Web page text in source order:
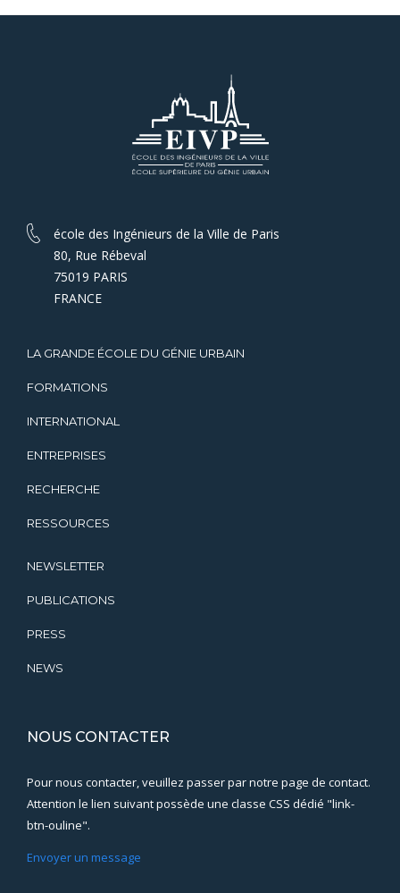
école des Ingénieurs de la Ville de Paris
80, Rue Rébeval
75019 PARIS
FRANCE
LA GRANDE ÉCOLE DU GÉNIE URBAIN
FORMATIONS
INTERNATIONAL
ENTREPRISES
RECHERCHE
RESSOURCES
NEWSLETTER
PUBLICATIONS
PRESS
NEWS
NOUS CONTACTER
Pour nous contacter, veuillez passer par notre page de contact.
Attention le lien suivant possède une classe CSS dédié "link-
btn-ouline".
Envoyer un message